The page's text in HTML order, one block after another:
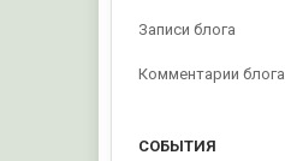
Записи блога
Комментарии блога
СОБЫТИЯ